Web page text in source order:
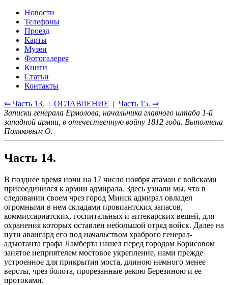
Новости
Телефоны
Проезд
Карты
Музеи
Фотогалерея
Книги
Статьи
Контакты
⇐ Часть 13. | ОГЛАВЛЕНИЕ | Часть 15. ⇒
Записки генерала Ермолова, начальника главного штаба 1-й
западной армии, в отечественную войну 1812 года. Выполнена
Поляковым О.
Часть 14.
В позднее время ночи на 17 число ноября атаман с войсками
присоединился к армии адмирала. Здесь узнали мы, что в
следовании своем чрез город Минск адмирал овладел
огромными в нем складами провиантских запасов,
коммиссариатских, госпитальных и аптекарских вещей, для
охранения которых оставлен небольшой отряд войск. Далее на
пути авангард его под начальством храброго генерал-
адъютанта графа Ламберта нашел перед городом Борисовом
занятое неприятелем мостовое укрепление, нами прежде
устроенное для прикрытия моста, длиною немного менее
версты, чрез болота, прорезанные рекою Березиною и ее
протоками.